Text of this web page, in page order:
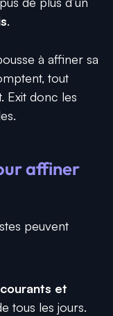
.
à affiner sa
tout
Exit donc les
affiner
peuvent
et
tous les jours.